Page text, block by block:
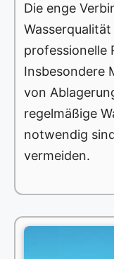
Die enge
professionelle
Insbesondere
von
regelmäßige
notwendig
vermeiden.